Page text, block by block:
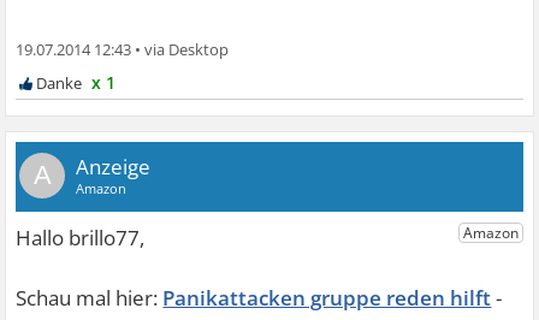
19.07.2014 12:43 •
x 1
A
Panikattacken gruppe reden hilft